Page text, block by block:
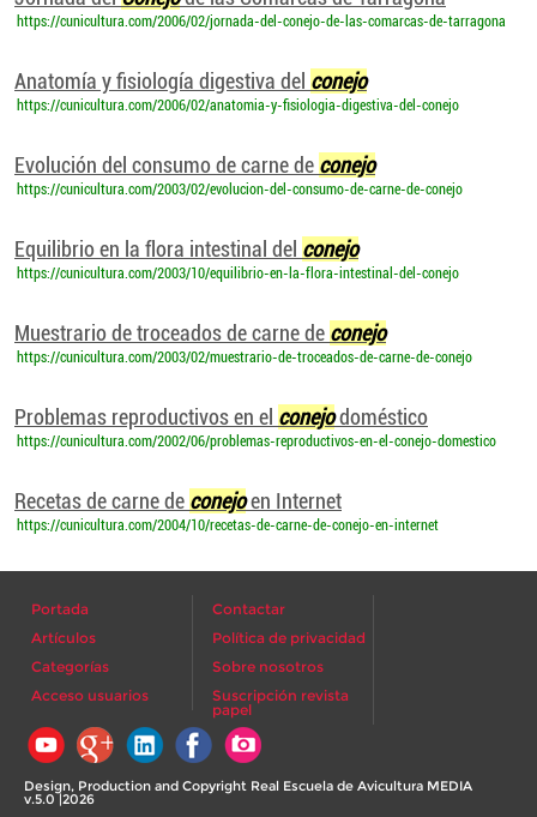
https://cunicultura.com/2006/02/jornada-del-conejo-de-las-comarcas-de-tarragona
Anatomía y fisiología digestiva del conejo
https://cunicultura.com/2006/02/anatomia-y-fisiologia-digestiva-del-conejo
Evolución del consumo de carne de conejo
https://cunicultura.com/2003/02/evolucion-del-consumo-de-carne-de-conejo
Equilibrio en la flora intestinal del conejo
https://cunicultura.com/2003/10/equilibrio-en-la-flora-intestinal-del-conejo
Muestrario de troceados de carne de conejo
https://cunicultura.com/2003/02/muestrario-de-troceados-de-carne-de-conejo
Problemas reproductivos en el conejodoméstico
https://cunicultura.com/2002/06/problemas-reproductivos-en-el-conejo-domestico
Recetas de carne de conejoen Internet
https://cunicultura.com/2004/10/recetas-de-carne-de-conejo-en-internet
Portada
Artículos
Categorías
Acceso usuarios
Contactar
Política de privacidad
Sobre nosotros
Suscripción revista
papel
Design, Production and Copyright Real Escuela de Avicultura MEDIA
v.5.0 |2026